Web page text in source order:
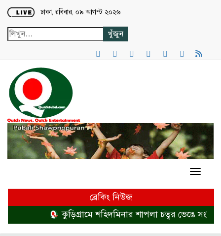
Loading...
ঢাকা, রবিবার, ০৯ আগস্ট ২০২৬
ব্রেকিং নিউজ
কুড়িগ্রামে শহিদমিনার শাপলা চত্বর ভেঙে